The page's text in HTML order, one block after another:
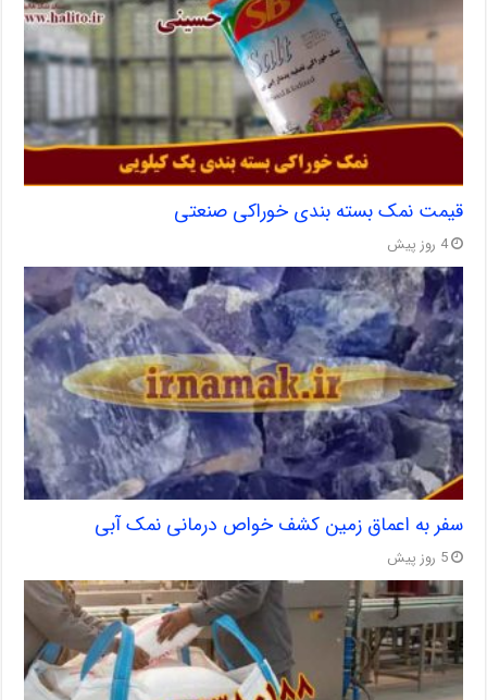
قیمت نمک بسته بندی خوراکی صنعتی
4 روز پیش
سفر به اعماق زمین کشف خواص درمانی نمک آبی
5 روز پیش